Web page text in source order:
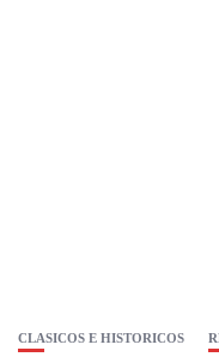
CLASICOS E HISTORICOS